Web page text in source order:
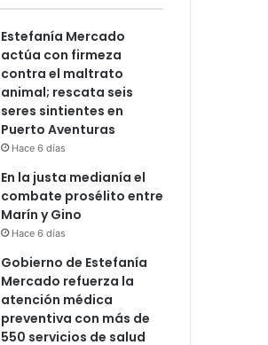
Estefanía Mercado
actúa con firmeza
contra el maltrato
animal; rescata seis
seres sintientes en
Puerto Aventuras
Hace 6 días
En la justa medianía el
combate prosélito entre
Marín y Gino
Hace 6 días
Gobierno de Estefanía
Mercado refuerza la
atención médica
preventiva con más de
550 servicios de salud